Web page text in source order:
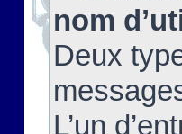
nom
Deux
L’un